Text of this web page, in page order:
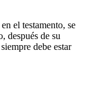
el testamento, se
después de su
debe estar